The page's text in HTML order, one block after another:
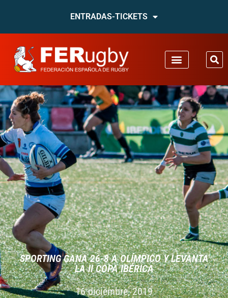
ENTRADAS-TICKETS
SPORTING GANA 26-8 A OLÍ­MPICO Y LEVANTA
LA II COPA IBÉRICA
16 diciembre, 2019